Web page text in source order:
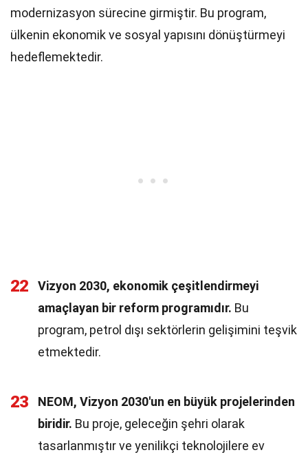
modernizasyon sürecine girmiştir. Bu program,
ülkenin ekonomik ve sosyal yapısını dönüştürmeyi
hedeflemektedir.
22
Vizyon 2030, ekonomik çeşitlendirmeyi
amaçlayan bir reform programıdır. Bu
program, petrol dışı sektörlerin gelişimini teşvik
etmektedir.
23
NEOM, Vizyon 2030'un en büyük projelerinden
biridir. Bu proje, geleceğin şehri olarak
tasarlanmıştır ve yenilikçi teknolojilere ev